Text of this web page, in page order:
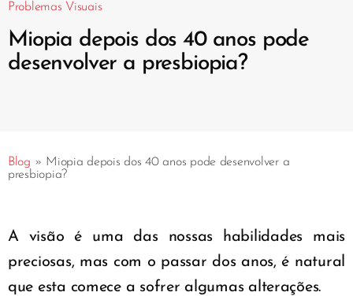
Problemas Visuais
Miopia depois dos 40 anos pode
desenvolver a presbiopia?
Blog » Miopia depois dos 40 anos pode desenvolver a
presbiopia?
A visão é uma das nossas habilidades mais
preciosas, mas com o passar dos anos, é natural
que esta comece a sofrer algumas alterações.